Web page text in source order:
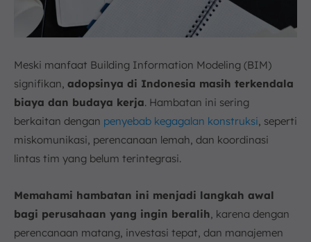
Meski manfaat Building Information Modeling (BIM)
signifikan, adopsinya di Indonesia masih terkendala
biaya dan budaya kerja. Hambatan ini sering
berkaitan dengan penyebab kegagalan konstruksi, seperti
miskomunikasi, perencanaan lemah, dan koordinasi
lintas tim yang belum terintegrasi.
Memahami hambatan ini menjadi langkah awal
bagi perusahaan yang ingin beralih, karena dengan
perencanaan matang, investasi tepat, dan manajemen